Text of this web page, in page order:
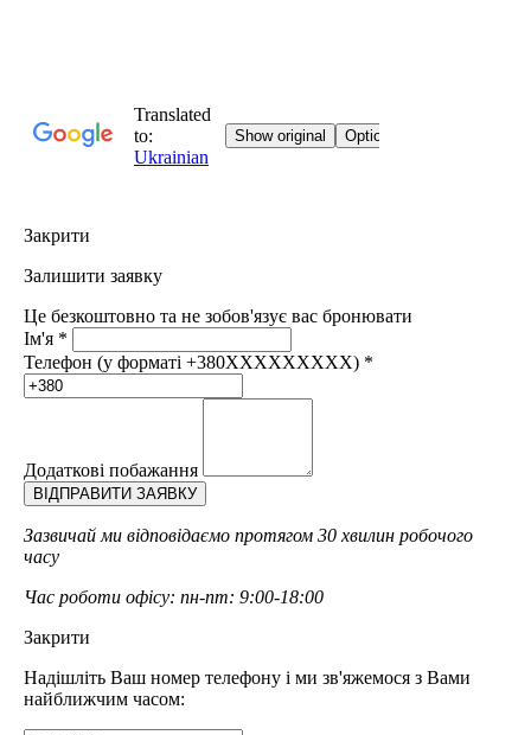
Закрити
Залишити заявку
Це безкоштовно та не зобов'язує вас бронювати
Ім'я *
Телефон (у форматі +380XXXXXXXXX) *
Додаткові побажання
Зазвичай ми відповідаємо протягом 30 хвилин робочого
часу
Час роботи офісу: пн-пт: 9:00-18:00
Закрити
Надішліть Ваш номер телефону і ми зв'яжемося з Вами
найближчим часом: